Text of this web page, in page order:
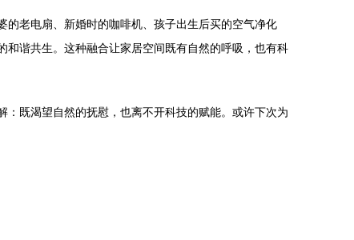
老电扇、新婚时的咖啡机、孩子出生后买的空气净化
谐共生。这种融合让家居空间既有自然的呼吸，也有科
既渴望自然的抚慰，也离不开科技的赋能。或许下次为